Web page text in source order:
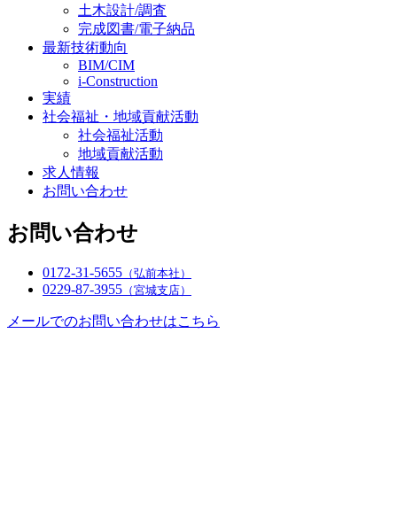
土木設計/調査
完成図書/電子納品
最新技術動向
BIM/CIM
i-Construction
実績
社会福祉・地域貢献活動
社会福祉活動
地域貢献活動
求人情報
お問い合わせ
お問い合わせ
0172-31-5655 （弘前本社）
0229-87-3955 （宮城支店）
メールでのお問い合わせはこちら